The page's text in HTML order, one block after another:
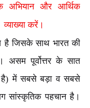
अभियान और आर्थिक
करें।
है जिसके साथ भारत की
असम पूर्वोत्तर के सात
है) में सबसे बड़ा व सबसे
सांस्कृतिक पहचान है।